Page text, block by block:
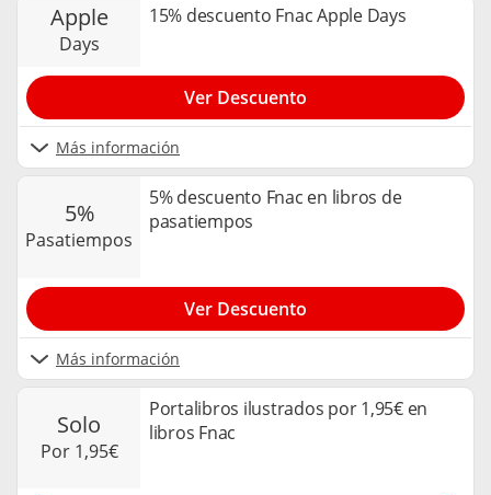
apple
days
15% descuento Fnac Apple Days
Más información
Ver Descuento
5%
pasatiempos
5% descuento Fnac en libros de
pasatiempos
Más información
Ver Descuento
solo
por 1,95€
Portalibros ilustrados por 1,95€ en
libros Fnac